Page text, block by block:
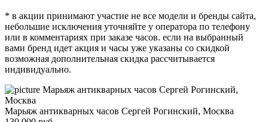
* в акции принимают участие не все модели и бренды сайта,
небольшие исключения уточняйте у оператора по телефону
или в комментариях при заказе часов. если на выбранный
вами бренд идет акция и часы уже указаны со скидкой
возможная дополнительная скидка рассчитывается
индивидуально.
Марьяж антикварных часов Сергей Рогинский, Москва